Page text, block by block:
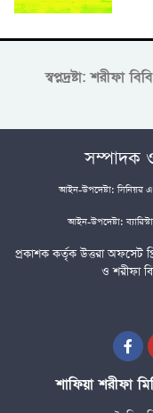
স্বপ্নদ্রষ্টা: শরীফা
সম্পাদক
আইন-উপদেষ্টা: সিনিয়র
আইন-উপদেষ্টা:
প্রকাশক কর্তৃক উত্তরা অফসেট
ও শরীফা
শাফিয়া শরীফা